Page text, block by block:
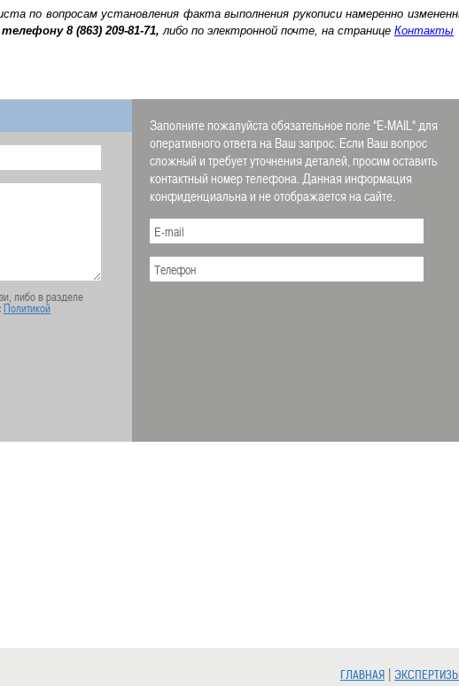
по вопросам установления факта выполнения рукописи намеренно
телефону 8 (863) 209-81-71, либо по электронной почте, на странице Контакты
либо в разделе
Политикой
Заполните пожалуйста обязательное поле "E-MAIL" для
оперативного ответа на Ваш запрос. Если Ваш вопрос
сложный и требует уточнения деталей, просим оставить
контактный номер телефона. Данная информация
конфиденциальна и не отображается на сайте.
ГЛАВНАЯ |